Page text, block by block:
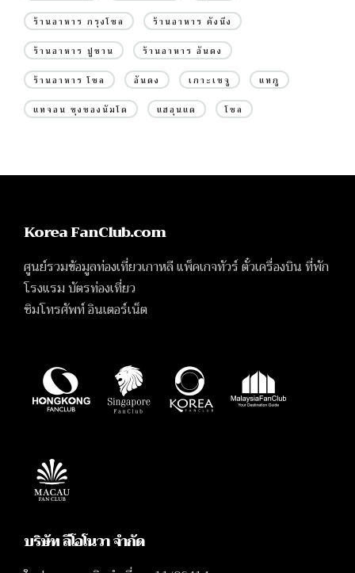
ร้านอาหาร กรุงโซล ร้านอาหาร คังนึง
ร้านอาหาร ปูซาน ร้านอาหาร อันดง
ร้านอาหาร โซล อันดง เกาะเชจู แทกู
แทจอน ชุงชองนัมโด แฮอุนแด โซล
Korea FanClub.com
ศูนย์รวมข้อมูลท่องเที่ยวเกาหลี แพ็คเกจทัวร์ ตั๋วเครื่องบิน ที่พัก
โรงแรม บัตรท่องเที่ยว
ซิมโทรศัพท์ อินเตอร์เน็ต
บริษัท ลีโอโนวา จำกัด